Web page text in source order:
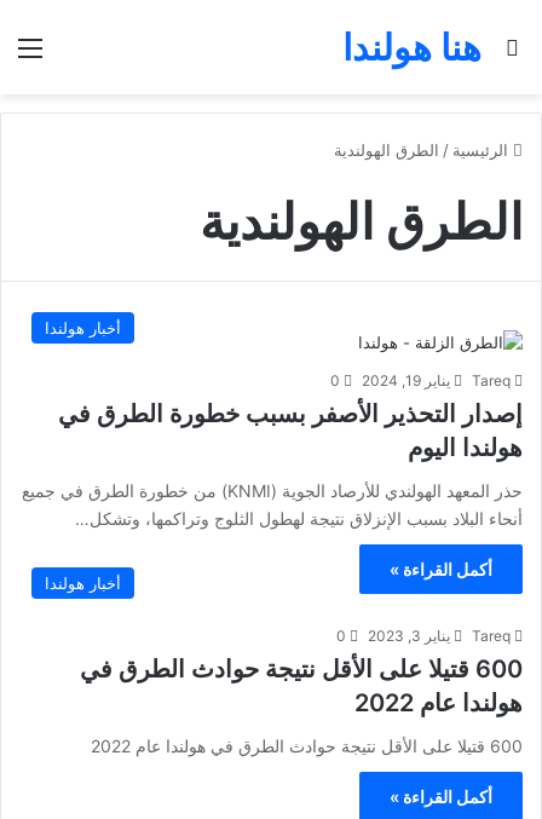
هنا هولندا
بحث عن
الرئيسية / الطرق الهولندية
الطرق الهولندية
أخبار هولندا
Tareq يناير 19, 2024 0
إصدار التحذير الأصفر بسبب خطورة الطرق في
هولندا اليوم
حذر المعهد الهولندي للأرصاد الجوية (KNMI) من خطورة الطرق في جميع
أنحاء البلاد بسبب الإنزلاق نتيجة لهطول الثلوج وتراكمها، وتشكل…
أكمل القراءة »
أخبار هولندا
Tareq يناير 3, 2023 0
600 قتيلا على الأقل نتيجة حوادث الطرق في
هولندا عام 2022
600 قتيلا على الأقل نتيجة حوادث الطرق في هولندا عام 2022
أكمل القراءة »